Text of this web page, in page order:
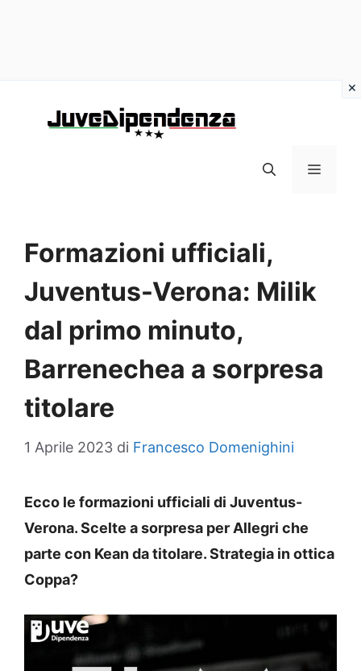
MENU
Formazioni ufficiali,
Juventus-Verona: Milik
dal primo minuto,
Barrenechea a sorpresa
titolare
1 Aprile 2023 di Francesco Domenighini
Ecco le formazioni ufficiali di Juventus-
Verona. Scelte a sorpresa per Allegri che
parte con Kean da titolare. Strategia in ottica
Coppa?